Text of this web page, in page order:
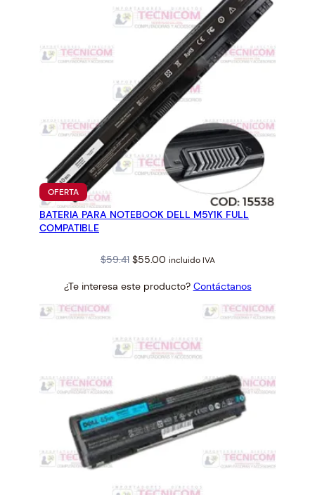
OFERTAPRODUCTO
EN
OFERTA
BATERIA PARA NOTEBOOK DELL M5Y1K FULL
COMPATIBLE
$59.41 Original
was:
$55.00Current
is:
incluido IVA
¿Te interesa este producto? Contáctanos